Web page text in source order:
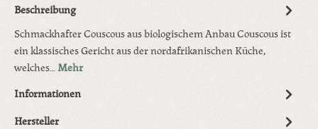
Beschreibung
Schmackhafter Couscous aus biologischem Anbau Couscous ist
ein klassisches Gericht aus der nordafrikanischen Küche,
welches…Mehr
Informationen
Hersteller